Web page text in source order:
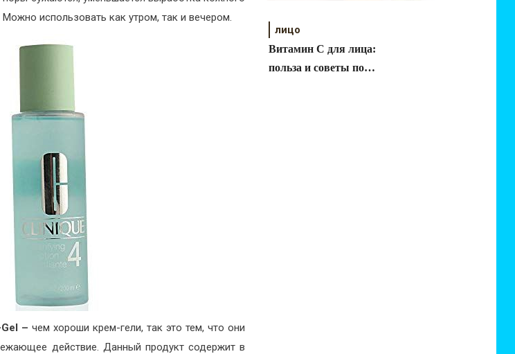
использовать как утром, так и вечером.
Gel –чем хороши крем-гели, так это тем, что они
действие. Данный продукт содержит в
лицо
Витамин С для лица:
польза и советы по